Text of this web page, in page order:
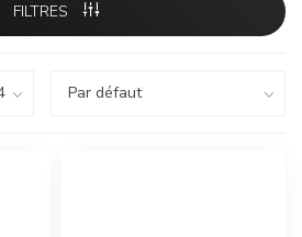
FILTRES